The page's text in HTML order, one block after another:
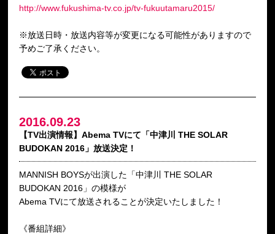
http://www.fukushima-tv.co.jp/tv-fukuutamaru2015/
※放送日時・放送内容等が変更になる可能性がありますので
予めご了承ください。
2016.09.23
【TV出演情報】Abema TVにて「中津川 THE SOLAR
BUDOKAN 2016」放送決定！
MANNISH BOYSが出演した「中津川 THE SOLAR
BUDOKAN 2016」の模様が
Abema TVにて放送されることが決定いたしました！
《番組詳細》